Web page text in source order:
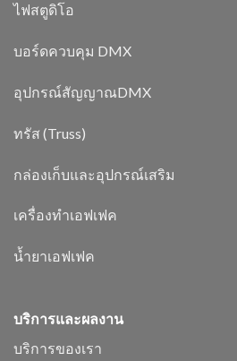
ไฟสตูดิโอ
บอร์ดควบคุม DMX
อุปกรณ์สัญญาณDMX
ทรัส (Truss)
กล่องเก็บและอุปกรณ์เสริม
เครื่องทำเอฟเฟค
น้ำยาเอฟเฟค
บริการและผลงาน
บริการของเรา